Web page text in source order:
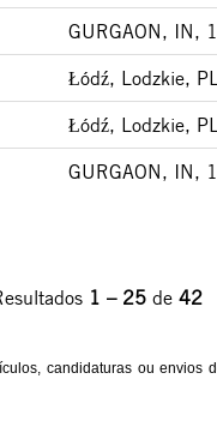
GURGAON, IN,
Łódź, Lodzkie,
Łódź, Lodzkie,
GURGAON, IN,
1 – 25 de 42
candidaturas ou envios